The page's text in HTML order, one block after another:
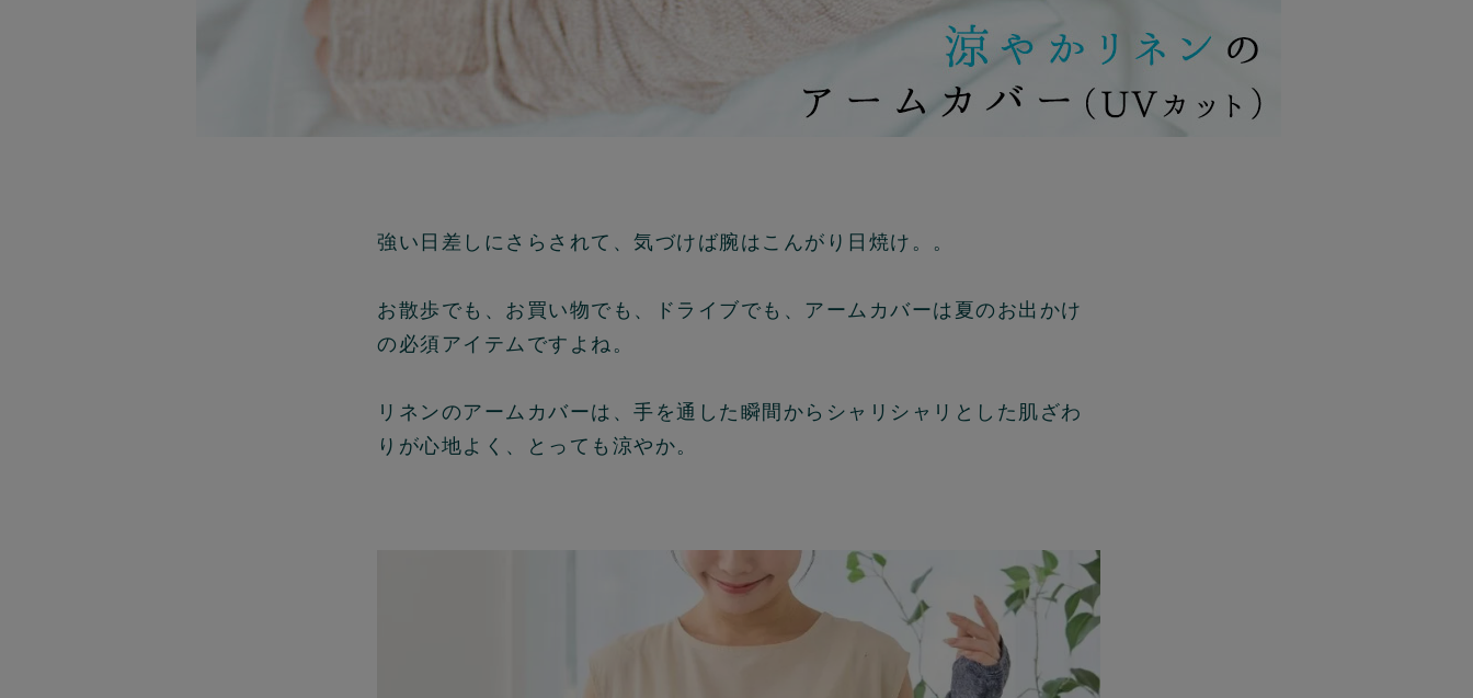
強い日差しにさらされて、気づけば腕はこんがり日焼け。。
お散歩でも、お買い物でも、ドライブでも、アームカバーは夏のお出かけ
の必須アイテムですよね。
リネンのアームカバーは、手を通した瞬間からシャリシャリとした肌ざわ
りが心地よく、とっても涼やか。